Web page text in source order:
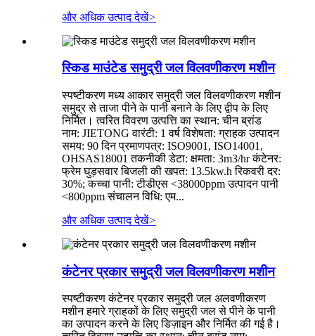
और अधिक उत्पाद देखें>
स्किड माउंटेड समुद्री जल विलवणीकरण मशीन
स्पष्टीकरण मध्य आकार समुद्री जल विलवणीकरण मशीन
समुद्र से ताजा पीने के पानी बनाने के लिए द्वीप के लिए
निर्मित। त्वरित विवरण उत्पत्ति का स्थान: चीन ब्रांड
नाम: JIETONG वारंटी: 1 वर्ष विशेषता: ग्राहक उत्पादन
समय: 90 दिन प्रमाणपत्र: ISO9001, ISO14001,
OHSAS18001 तकनीकी डेटा: क्षमता: 3m3/hr कंटेनर:
फ्रेम घुड़सवार बिजली की खपत: 13.5kw.h रिकवरी दर:
30%; कच्चा पानी: टीडीएस <38000ppm उत्पादन पानी
<800ppm संचालन विधि: एम...
और अधिक उत्पाद देखें>
कंटेनर प्रकार समुद्री जल विलवणीकरण मशीन
स्पष्टीकरण कंटेनर प्रकार समुद्री जल अलवणीकरण
मशीन हमारे ग्राहकों के लिए समुद्री जल से पीने के पानी
का उत्पादन करने के लिए डिज़ाइन और निर्मित की गई है।